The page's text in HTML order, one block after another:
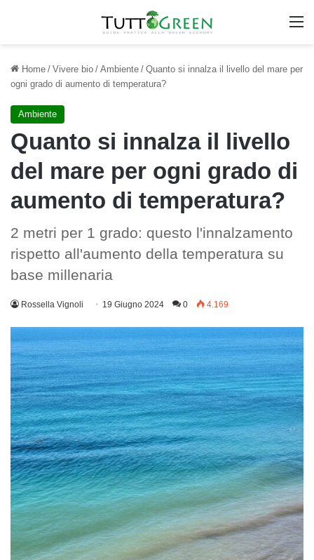
Home / Vivere bio / Ambiente / Quanto si innalza il livello del mare per
ogni grado di aumento di temperatura?
Ambiente
Quanto si innalza il livello
del mare per ogni grado di
aumento di temperatura?
2 metri per 1 grado: questo l'innalzamento
rispetto all'aumento della temperatura su
base millenaria
Rossella Vignoli 19 Giugno 2024 0 4.169